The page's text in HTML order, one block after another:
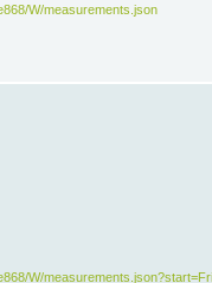
W/measurements.json
W/